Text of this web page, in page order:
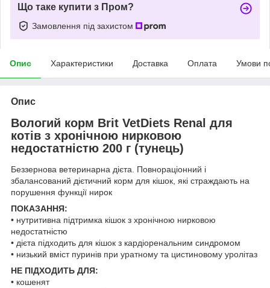
Що таке купити з Пром?
Замовлення під захистом
Опис Характеристики Доставка Оплата Умови
Опис
Вологий корм Brit VetDiets Renal для
котів з хронічною нирковою
недостатністю 200 г (тунець)
Беззернова ветеринарна дієта. Повнораціонний і
збалансований дієтичний корм для кішок, які страждають на
порушення функції нирок
ПОКАЗАННЯ:
• нутритивна підтримка кішок з хронічною нирковою
недостатністю
• дієта підходить для кішок з кардіоренальним синдромом
• низький вміст пуринів при уратному та цистиновому уролітаз
НЕ ПІДХОДИТЬ ДЛЯ:
• кошенят